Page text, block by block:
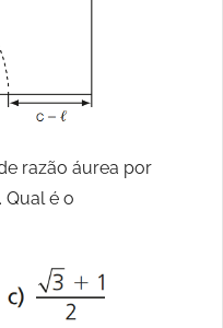
razão áurea por
Qual é o